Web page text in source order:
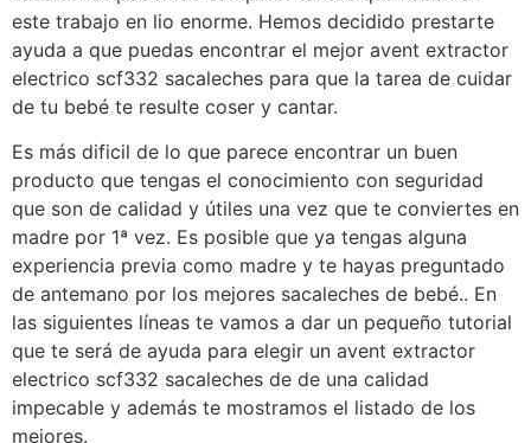
este trabajo en lio enorme. Hemos decidido prestarte
ayuda a que puedas encontrar el mejor avent extractor
electrico scf332 sacaleches para que la tarea de cuidar
de tu bebé te resulte coser y cantar.
Es más dificil de lo que parece encontrar un buen
producto que tengas el conocimiento con seguridad
que son de calidad y útiles una vez que te conviertes en
madre por 1ª vez. Es posible que ya tengas alguna
experiencia previa como madre y te hayas preguntado
de antemano por los mejores sacaleches de bebé.. En
las siguientes líneas te vamos a dar un pequeño tutorial
que te será de ayuda para elegir un avent extractor
electrico scf332 sacaleches de de una calidad
impecable y además te mostramos el listado de los
mejores.